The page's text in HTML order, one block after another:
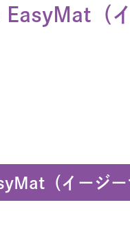
EasyMat（
（イージー